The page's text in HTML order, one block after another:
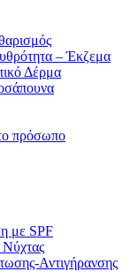
– Έκζεμα
Δέρμα
πρόσωπο
με SPF
Αντιγήρανσης